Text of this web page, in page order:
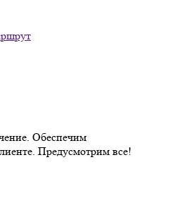
Обеспечим
Предусмотрим все!